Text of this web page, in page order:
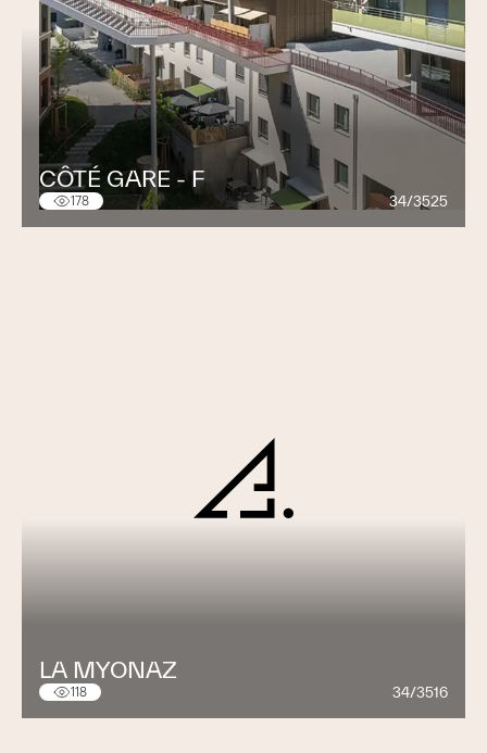
CÔTÉ GARE - F
178 34/3525
LA MYONAZ
118 34/3516